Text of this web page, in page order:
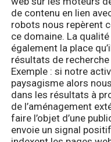
de contenu en lien
robots nous repèrent
ce domaine. La
également la place
résultats de recherche
Exemple : si notre
paysagisme alors
dans les résultats à
de l’aménagement
faire l’objet d’une
envoie un signal